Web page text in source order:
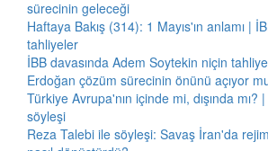
sürecinin geleceği
Haftaya Bakış (314): 1 Mayıs'ın anlamı |
tahliyeler
İBB davasında Adem Soytekin niçin
Erdoğan çözüm sürecinin önünü açıyor
Türkiye Avrupa'nın içinde mi, dışında mı?
söyleşi
Reza Talebi ile söyleşi: Savaş İran'da